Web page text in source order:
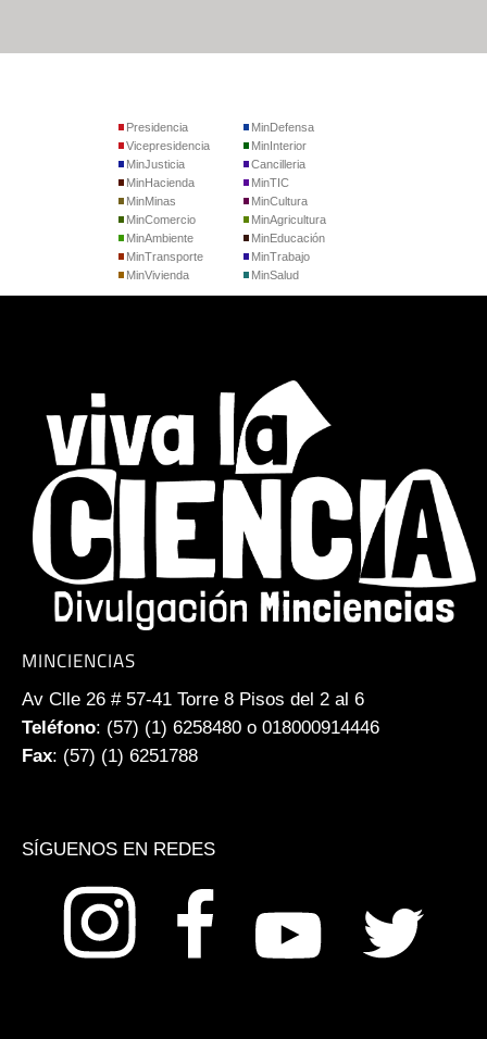
Presidencia
Vicepresidencia
MinJusticia
MinDefensa
MinInterior
Cancilleria
MinHacienda
MinMinas
MinComercio
MinTIC
MinCultura
MinAgricultura
MinAmbiente
MinTransporte
MinVivienda
MinEducación
MinTrabajo
MinSalud
MINCIENCIAS
Av Clle 26 # 57-41 Torre 8 Pisos del 2 al 6
Teléfono: (57) (1) 6258480 o 018000914446
Fax: (57) (1) 6251788
SÍGUENOS EN REDES